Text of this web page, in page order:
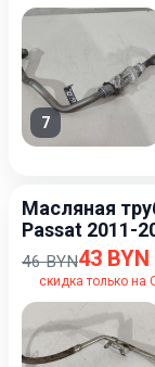
7
Масляная
Passat 2011-
46 BYN43 BYN
скидка только на